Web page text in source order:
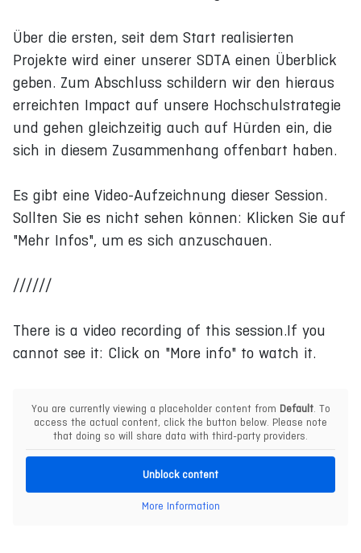
Über die ersten, seit dem Start realisierten
Projekte wird einer unserer SDTA einen Überblick
geben. Zum Abschluss schildern wir den hieraus
erreichten Impact auf unsere Hochschulstrategie
und gehen gleichzeitig auch auf Hürden ein, die
sich in diesem Zusammenhang offenbart haben.
Es gibt eine Video-Aufzeichnung dieser Session.
Sollten Sie es nicht sehen können: Klicken Sie auf
"Mehr Infos", um es sich anzuschauen.
//////
There is a video recording of this session.If you
cannot see it: Click on "More info" to watch it.
You are currently viewing a placeholder content from Default. To
access the actual content, click the button below. Please note
that doing so will share data with third-party providers.
Unblock content
More Information